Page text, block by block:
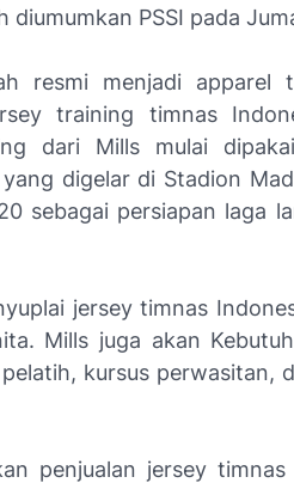
diumumkan PSSI pada
resmi menjadi apparel
training timnas
dari Mills mulai
digelar di Stadion
sebagai persiapan laga
jersey timnas
Mills juga akan
kursus perwasitan,
penjualan jersey